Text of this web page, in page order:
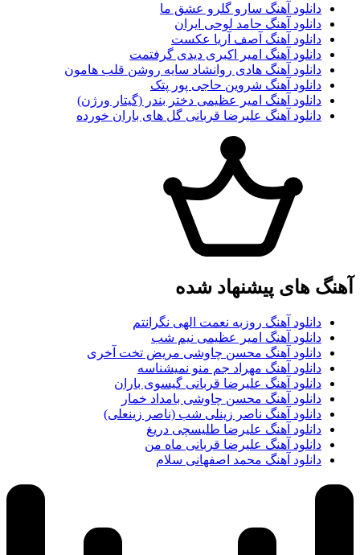
دانلود آهنگ سارو گلرو عشق ما
دانلود آهنگ حامد لوحی ایران
دانلود آهنگ آصف آریا عکست
دانلود آهنگ امیر اکبری دیدی گرفتمت
دانلود آهنگ هادی روانشاد سایه روشن قلب هامون
دانلود آهنگ شروین حاجی پور پتک
دانلود آهنگ امیر عظیمی دختر بندر (گیتار ورژن)
دانلود آهنگ علیرضا قربانی گل های باران خورده
آهنگ های پیشنهاد شده
دانلود آهنگ روزبه نعمت الهی نگرانتم
دانلود آهنگ امیر عظیمی نیم شب
دانلود آهنگ محسن چاوشی مریض تخت آخری
دانلود آهنگ مهراد جم منو نمیشناسه
دانلود آهنگ علیرضا قربانی گیسوی باران
دانلود آهنگ محسن چاوشی بامداد خمار
دانلود آهنگ ناصر زینلی شب (ناصر زینعلی)
دانلود آهنگ علیرضا طلیسچی دریغ
دانلود آهنگ علیرضا قربانی ماه من
دانلود آهنگ محمد اصفهانی سلام